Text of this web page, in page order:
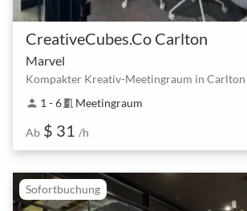
CreativeCubes.Co Carlton
Marvel
person 1 - 6meeting_room Meetingraum
Ab $ 31 /h
Sofortbuchung